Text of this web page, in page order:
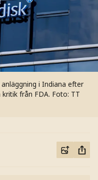
i Indiana efter
från FDA. Foto: TT